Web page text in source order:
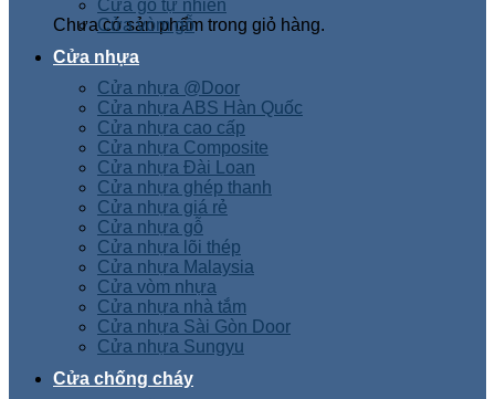
Chưa có sản phẩm trong giỏ hàng.
Cửa gỗ tự nhiên
Cửa vòm gỗ
Cửa nhựa
Cửa nhựa @Door
Cửa nhựa ABS Hàn Quốc
Cửa nhựa cao cấp
Cửa nhựa Composite
Cửa nhựa Đài Loan
Cửa nhựa ghép thanh
Cửa nhựa giá rẻ
Cửa nhựa gỗ
Cửa nhựa lõi thép
Cửa nhựa Malaysia
Cửa vòm nhựa
Cửa nhựa nhà tắm
Cửa nhựa Sài Gòn Door
Cửa nhựa Sungyu
Cửa chống cháy